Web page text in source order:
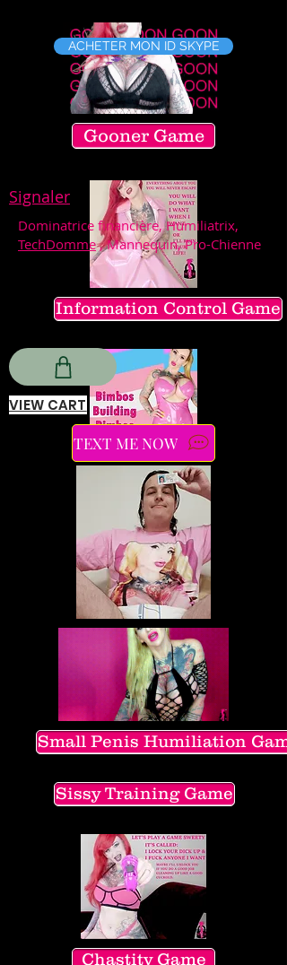
Gooner Game
Information Control Game
Small Penis Humiliation
Sissy Training Game
Chastity Game
ACHETER MON ID SKYPE
Signaler
Dominatrice financière, Humiliatrix,
TechDomme, Mannequin, Pro-Chienne
VIEW CART
TEXT ME NOW